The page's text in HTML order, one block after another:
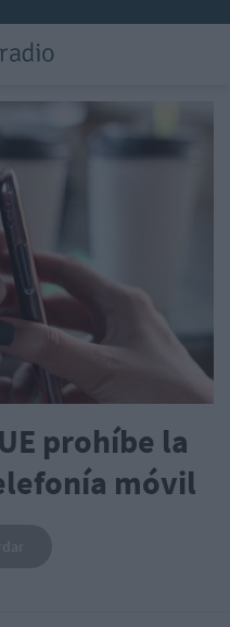
prohíbe la
móvil